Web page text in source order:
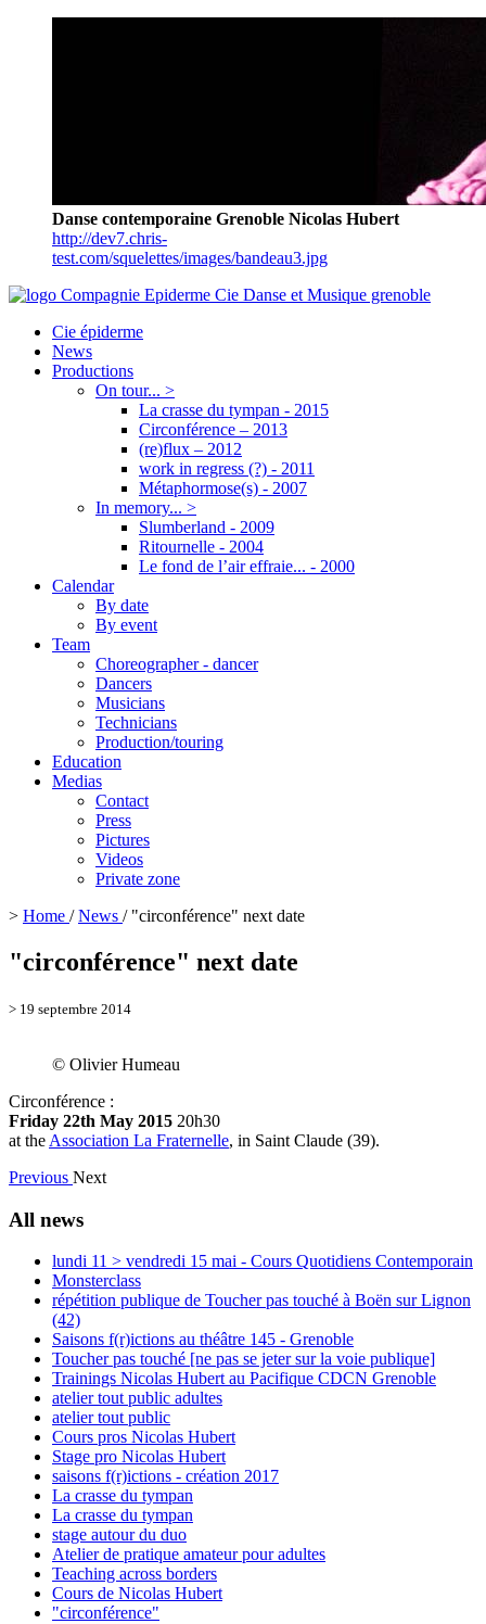
Danse contemporaine Grenoble Nicolas Hubert
http://dev7.chris-
test.com/squelettes/images/bandeau3.jpg
Cie épiderme
News
Productions
On tour... >
La crasse du tympan - 2015
Circonférence – 2013
(re)flux – 2012
work in regress (?) - 2011
Métaphormose(s) - 2007
In memory... >
Slumberland - 2009
Ritournelle - 2004
Le fond de l’air effraie... - 2000
Calendar
By date
By event
Team
Choreographer - dancer
Dancers
Musicians
Technicians
Production/touring
Education
Medias
Contact
Press
Pictures
Videos
Private zone
> Home /News / "circonférence" next date
"circonférence" next date
> 19 septembre 2014
© Olivier Humeau
Circonférence :
Friday 22th May 2015 20h30
at the Association La Fraternelle, in Saint Claude (39).
Previous Next
All news
lundi 11 > vendredi 15 mai - Cours Quotidiens Contemporain
Monsterclass
répétition publique de Toucher pas touché à Boën sur Lignon
(42)
Saisons f(r)ictions au théâtre 145 - Grenoble
Toucher pas touché [ne pas se jeter sur la voie publique]
Trainings Nicolas Hubert au Pacifique CDCN Grenoble
atelier tout public adultes
atelier tout public
Cours pros Nicolas Hubert
Stage pro Nicolas Hubert
saisons f(r)ictions - création 2017
La crasse du tympan
La crasse du tympan
stage autour du duo
Atelier de pratique amateur pour adultes
Teaching across borders
Cours de Nicolas Hubert
"circonférence"